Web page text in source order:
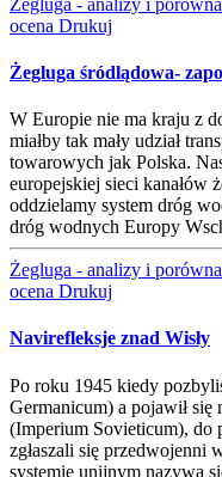
ocena Drukuj
Żegluga śródlądowa-
W Europie nie ma kraju z
miałby tak mały udział
towarowych jak Polska.
europejskiej sieci kanałów
oddzielamy system dróg
dróg wodnych Europy
Żegluga - analizy i
ocena Drukuj
Navirefleksje znad Wisły
Po roku 1945 kiedy
Germanicum) a pojawił
(Imperium Sovieticum), do
zgłaszali się przedwojenni
systemie unijnym nazywa